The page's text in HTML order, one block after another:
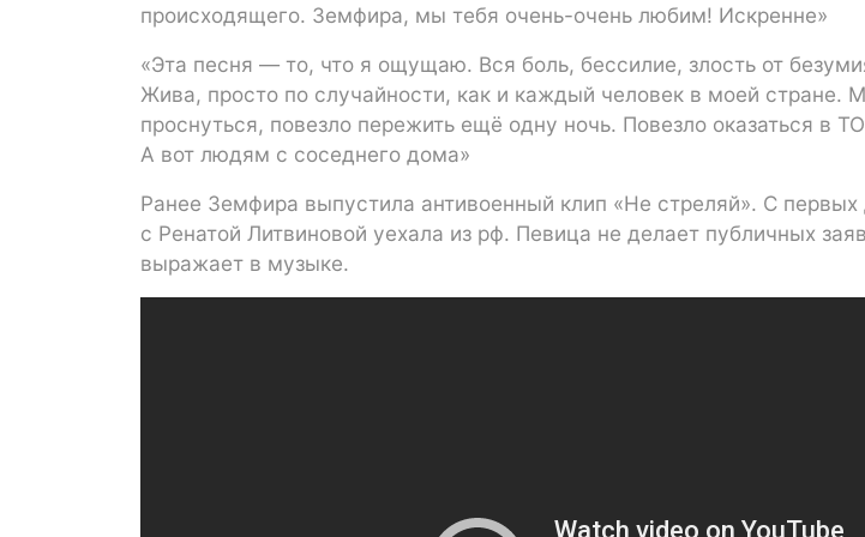
происходящего. Земфира, мы тебя очень-очень любим! Искренне»
«Эта песня — то, что я ощущаю. Вся боль, бессилие, злость от
Жива, просто по случайности, как и каждый человек в моей стране.
проснуться, повезло пережить ещё одну ночь. Повезло оказаться в
А вот людям с соседнего дома»
Ранее Земфира выпустила антивоенный клип «Не стреляй». С
с Ренатой Литвиновой уехала из рф. Певица не делает публичных
выражает в музыке.